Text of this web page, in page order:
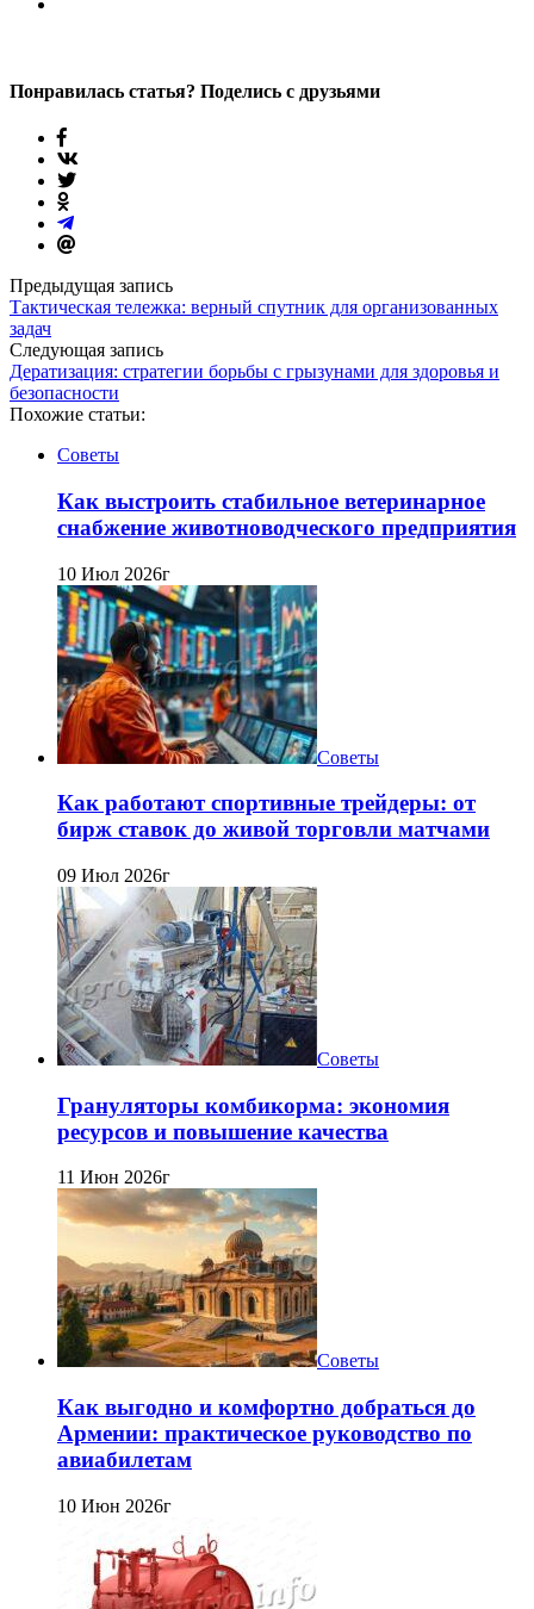
Понравилась статья? Поделись с друзьями
Предыдущая запись
Тактическая тележка: верный спутник для организованных
задач
Следующая запись
Дератизация: стратегии борьбы с грызунами для здоровья и
безопасности
Похожие статьи:
Советы
Как выстроить стабильное ветеринарное
снабжение животноводческого предприятия
10 Июл 2026г
Советы
Как работают спортивные трейдеры: от
бирж ставок до живой торговли матчами
09 Июл 2026г
Советы
Грануляторы комбикорма: экономия
ресурсов и повышение качества
11 Июн 2026г
Советы
Как выгодно и комфортно добраться до
Армении: практическое руководство по
авиабилетам
10 Июн 2026г